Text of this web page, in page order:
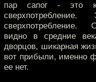
пар сапог - это
сверхпотребление.
видно в средние
дворцов, шикарная
вот прибыли, именно
ее нет.